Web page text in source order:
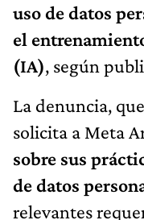
uso de datos
el
(IA), según
La denuncia,
solicita a Meta
sobre sus
de datos
relevantes